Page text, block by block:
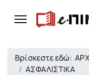
Βρίσκεστε εδώ:
ΑΣΦΑΛΙΣΤΙΚΑ